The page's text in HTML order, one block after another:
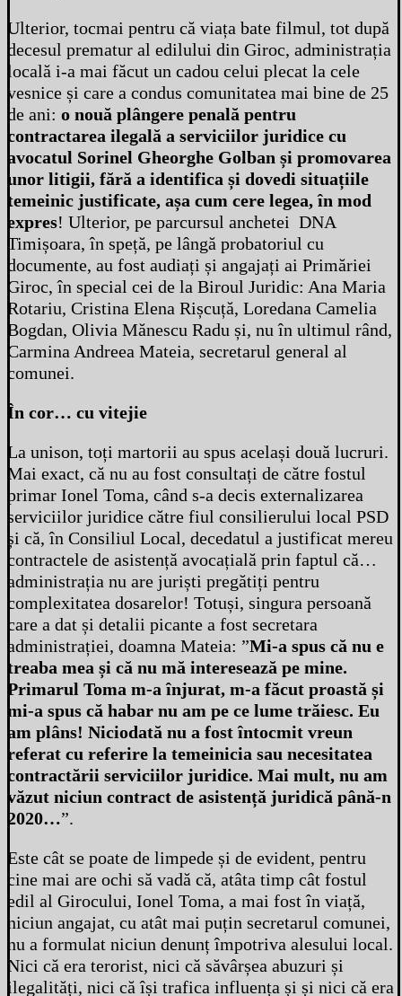
Ulterior, tocmai pentru că viața bate filmul, tot după
decesul prematur al edilului din Giroc, administrația
locală i-a mai făcut un cadou celui plecat la cele
vesnice și care a condus comunitatea mai bine de 25
de ani: o nouă plângere penală pentru
contractarea ilegală a serviciilor juridice cu
avocatul Sorinel Gheorghe Golban și promovarea
unor litigii, fără a identifica și dovedi situațiile
temeinic justificate, așa cum cere legea, în mod
expres! Ulterior, pe parcursul anchetei DNA
Timișoara, în speță, pe lângă probatoriul cu
documente, au fost audiați și angajați ai Primăriei
Giroc, în special cei de la Biroul Juridic: Ana Maria
Rotariu, Cristina Elena Rișcuță, Loredana Camelia
Bogdan, Olivia Mănescu Radu și, nu în ultimul rând,
Carmina Andreea Mateia, secretarul general al
comunei.
În cor… cu vitejie
La unison, toți martorii au spus același două lucruri.
Mai exact, că nu au fost consultați de către fostul
primar Ionel Toma, când s-a decis externalizarea
serviciilor juridice către fiul consilierului local PSD
și că, în Consiliul Local, decedatul a justificat mereu
contractele de asistență avocațială prin faptul că…
administrația nu are juriști pregătiți pentru
complexitatea dosarelor! Totuși, singura persoană
care a dat și detalii picante a fost secretara
administrației, doamna Mateia: ”Mi-a spus că nu e
treaba mea și că nu mă interesează pe mine.
Primarul Toma m-a înjurat, m-a făcut proastă și
mi-a spus că habar nu am pe ce lume trăiesc. Eu
am plâns! Niciodată nu a fost întocmit vreun
referat cu referire la temeinicia sau necesitatea
contractării serviciilor juridice. Mai mult, nu am
văzut niciun contract de asistență juridică până-n
2020…”.
Este cât se poate de limpede și de evident, pentru
cine mai are ochi să vadă că, atâta timp cât fostul
edil al Girocului, Ionel Toma, a mai fost în viață,
niciun angajat, cu atât mai puțin secretarul comunei,
nu a formulat niciun denunț împotriva alesului local.
Nici că era terorist, nici că săvârșea abuzuri și
ilegalități, nici că își trafica influența și și nici că era